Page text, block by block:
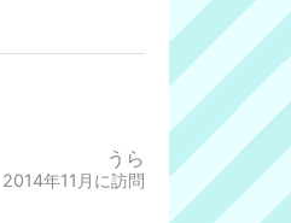
うら
2014年11月に訪問